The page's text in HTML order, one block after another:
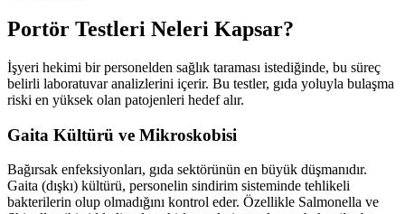
Portör Testleri Neleri Kapsar?
İşyeri hekimi bir personelden sağlık taraması istediğinde, bu süreç
belirli laboratuvar analizlerini içerir. Bu testler, gıda yoluyla bulaşma
riski en yüksek olan patojenleri hedef alır.
Gaita Kültürü ve Mikroskobisi
Bağırsak enfeksiyonları, gıda sektörünün en büyük düşmanıdır.
Gaita (dışkı) kültürü, personelin sindirim sisteminde tehlikeli
bakterilerin olup olmadığını kontrol eder. Özellikle Salmonella ve